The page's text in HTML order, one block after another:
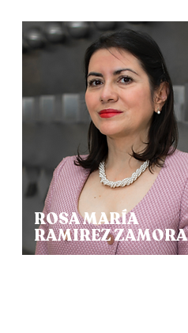
ROSA MARÍA
RAMIREZ ZAMORA